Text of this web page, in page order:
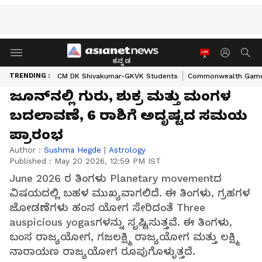
ಕನ್ನಡ
TRENDING : CM DK Shivakumar-GKVK Students Commonwealth
ಜೂನ್‌ನಲ್ಲಿ ಗುರು, ಶುಕ್ರ ಮತ್ತು ಮಂಗಳ
ಬದಲಾವಣೆ, 6 ರಾಶಿಗೆ ಅದೃಷ್ಟದ ಸಮಯ
ಪ್ರಾರಂಭ
Author : Sushma Hegde | Astrology
Published : May 20 2026, 12:59 PM IST
June 2026 ರ ತಿಂಗಳು Planetary movementದ
ವಿಷಯದಲ್ಲಿ ಬಹಳ ಮುಖ್ಯವಾಗಲಿದೆ. ಈ ತಿಂಗಳು, ಗ್ರಹಗಳ
ಜೋಡಣೆಗಳು ಹಂಸ ಯೋಗ ಸೇರಿದಂತೆ Three
auspicious yogasಗಳನ್ನು ಸೃಷ್ಟಿಸುತ್ತವೆ. ಈ ತಿಂಗಳು,
ಬಂಸ ರಾಜ್ಯಯೋಗ, ಗಜಲಕ್ಷ್ಮಿ ರಾಜ್ಯಯೋಗ ಮತ್ತು ಲಕ್ಷ್ಮಿ
ನಾರಾಯಣ ರಾಜ್ಯಯೋಗ ರೂಪುಗೊಳ್ಳುತ್ತದೆ.